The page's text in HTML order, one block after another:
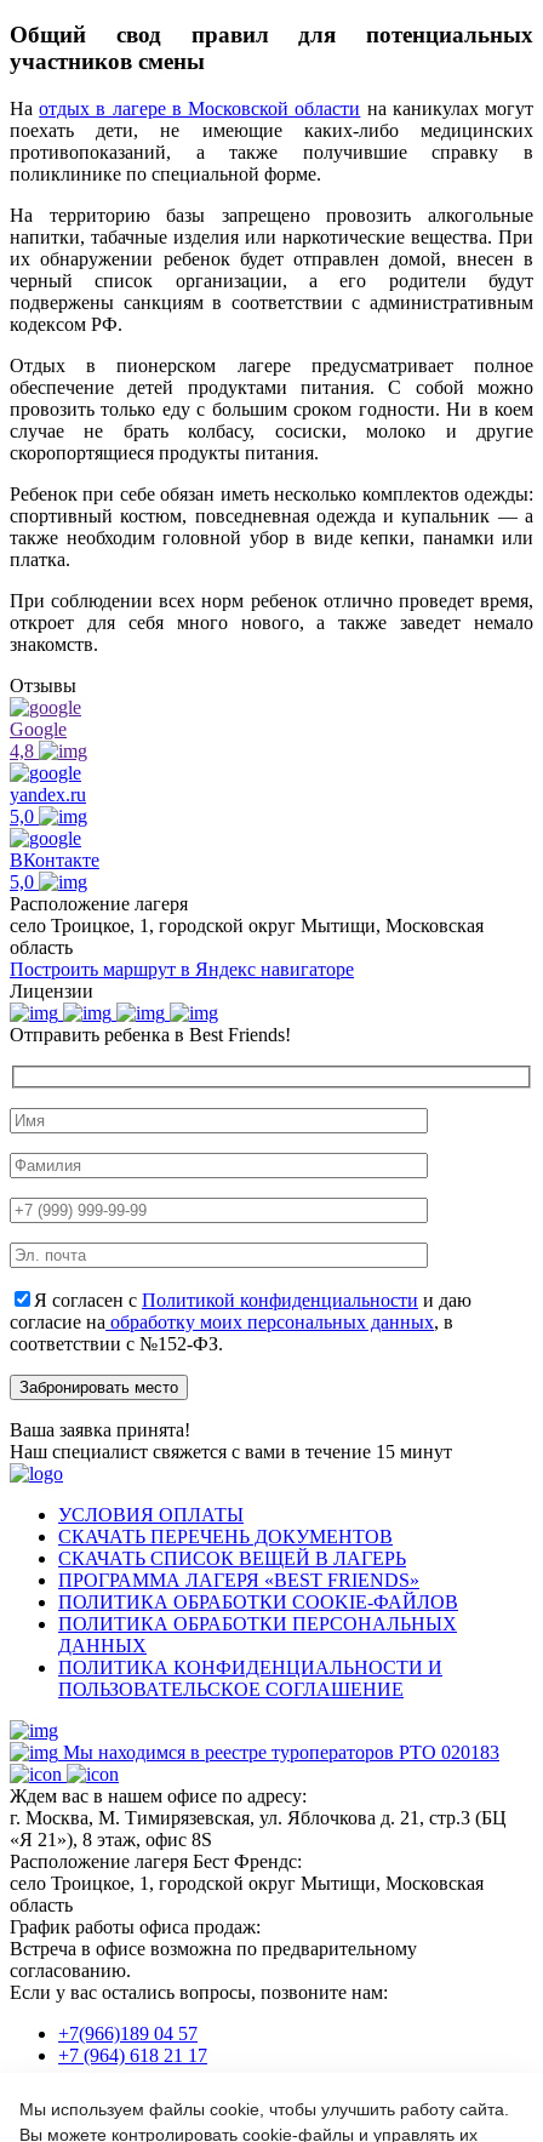
Общий свод правил для потенциальных
участников смены
Наотдых в лагере в Московской области на каникулах могут
поехать дети, не имеющие каких-либо медицинских
противопоказаний, а также получившие справку в
поликлинике по специальной форме.
На территорию базы запрещено провозить алкогольные
напитки, табачные изделия или наркотические вещества. При
их обнаружении ребенок будет отправлен домой, внесен в
черный список организации, а его родители будут
подвержены санкциям в соответствии с административным
кодексом РФ.
Отдых в пионерском лагере предусматривает полное
обеспечение детей продуктами питания. С собой можно
провозить только еду с большим сроком годности. Ни в коем
случае не брать колбасу, сосиски, молоко и другие
скоропортящиеся продукты питания.
Ребенок при себе обязан иметь несколько комплектов одежды:
спортивный костюм, повседневная одежда и купальник — а
также необходим головной убор в виде кепки, панамки или
платка.
При соблюдении всех норм ребенок отлично проведет время,
откроет для себя много нового, а также заведет немало
знакомств.
Отзывы
Google
4,8
yandex.ru
5,0
ВКонтакте
5,0
Расположение лагеря
село Троицкое, 1, городской округ Мытищи, Московская
область
Построить маршрут в Яндекс навигаторе
Лицензии
Отправить ребенка в Best Friends!
Я согласен с Политикой конфиденциальности и даю
согласие на обработку моих персональных данных, в
соответствии с №152-ФЗ.
Ваша заявка принята!
Наш специалист свяжется с вами в течение 15 минут
УСЛОВИЯ ОПЛАТЫ
СКАЧАТЬ ПЕРЕЧЕНЬ ДОКУМЕНТОВ
СКАЧАТЬ СПИСОК ВЕЩЕЙ В ЛАГЕРЬ
ПРОГРАММА ЛАГЕРЯ «BEST FRIENDS»
ПОЛИТИКА ОБРАБОТКИ COOKIE-ФАЙЛОВ
ПОЛИТИКА ОБРАБОТКИ ПЕРСОНАЛЬНЫХ
ДАННЫХ
ПОЛИТИКА КОНФИДЕНЦИАЛЬНОСТИ И
ПОЛЬЗОВАТЕЛЬСКОЕ СОГЛАШЕНИЕ
Мы находимся в реестре туроператоров РТО 020183
Ждем вас в нашем офисе по адресу:
г. Москва, М. Тимирязевская, ул. Яблочкова д. 21, стр.3 (БЦ
«Я 21»), 8 этаж, офис 8S
Расположение лагеря Бест Френдс:
село Троицкое, 1, городской округ Мытищи, Московская
область
График работы офиса продаж:
Встреча в офисе возможна по предварительному
согласованию.
Если у вас остались вопросы, позвоните нам:
+7(966)189 04 57
+7 (964) 618 21 17
Или пишите нам на почту:
Мы используем файлы cookie, чтобы улучшить работу сайта.
Вы можете контролировать cookie-файлы и управлять их